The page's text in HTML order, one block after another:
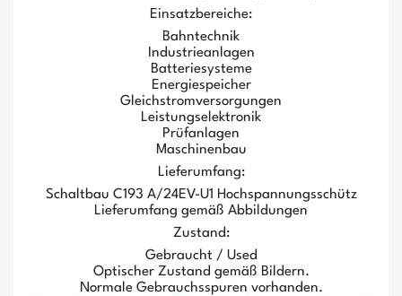
Einsatzbereiche:
Bahntechnik
Industrieanlagen
Batteriesysteme
Energiespeicher
Gleichstromversorgungen
Leistungselektronik
Prüfanlagen
Maschinenbau
Lieferumfang:
Schaltbau C193 A/24EV-U1 Hochspannungsschütz
Lieferumfang gemäß Abbildungen
Zustand:
Gebraucht / Used
Optischer Zustand gemäß Bildern.
Normale Gebrauchsspuren vorhanden.